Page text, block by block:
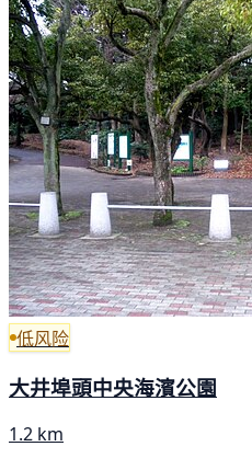
低风险
大井埠頭中央海濱公園
1.2 km